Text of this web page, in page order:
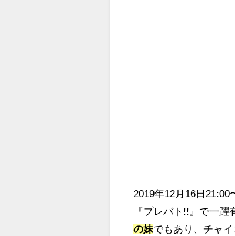
2019年12月16日21:00
『プレバト!!』で一躍
の妹でもあり、チャ